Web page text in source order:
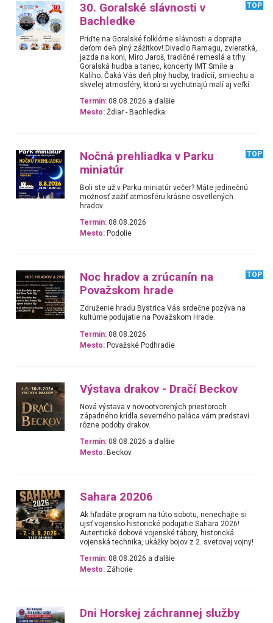
30. Goralské slávnosti v
Bachledke
TOP
Príďte na Goralské folklórne slávnosti a doprajte
deťom deň plný zážitkov!.Divadlo Ramagu, zvieratká,
jazda na koni, Miro Jaroš, tradičné remeslá a trhy.
Goralská hudba a tanec, koncerty IMT Smile a
Kaliho. Čaká Vás deň plný hudby, tradícií, smiechu a
skvelej atmosféry, ktorú si vychutnajú malí aj veľkí.
Termín: 08.08.2026 a ďalšie
Mesto: Ždiar - Bachledka
Nočná prehliadka v Parku
miniatúr
TOP
Boli ste už v Parku miniatúr večer? Máte jedinečnú
možnosť zažiť atmosféru krásne osvetlených
hradov.
Termín: 08.08.2026
Mesto: Podolie
Noc hradov a zrúcanín na
Považskom hrade
TOP
Združenie hradu Bystrica Vás srdečne pozýva na
kultúrne podujatie na Považskom Hrade.
Termín: 08.08.2026
Mesto: Považské Podhradie
Výstava drakov - Dračí Beckov
Nová výstava v novootvorených priestoroch
západného krídla severného paláca vám predstaví
rôzne podoby drakov.
Termín: 08.08.2026 a ďalšie
Mesto: Beckov
Sahara 20206
Ak hľadáte program na túto sobotu, nenechajte si
ujsť vojensko-historické podujatie Sahara 2026!
Autentické dobové vojenské tábory, historická
vojenská technika, ukážky bojov z 2. svetovej vojny!
Termín: 08.08.2026 a ďalšie
Mesto: Záhorie
Dni Horskej záchrannej služby